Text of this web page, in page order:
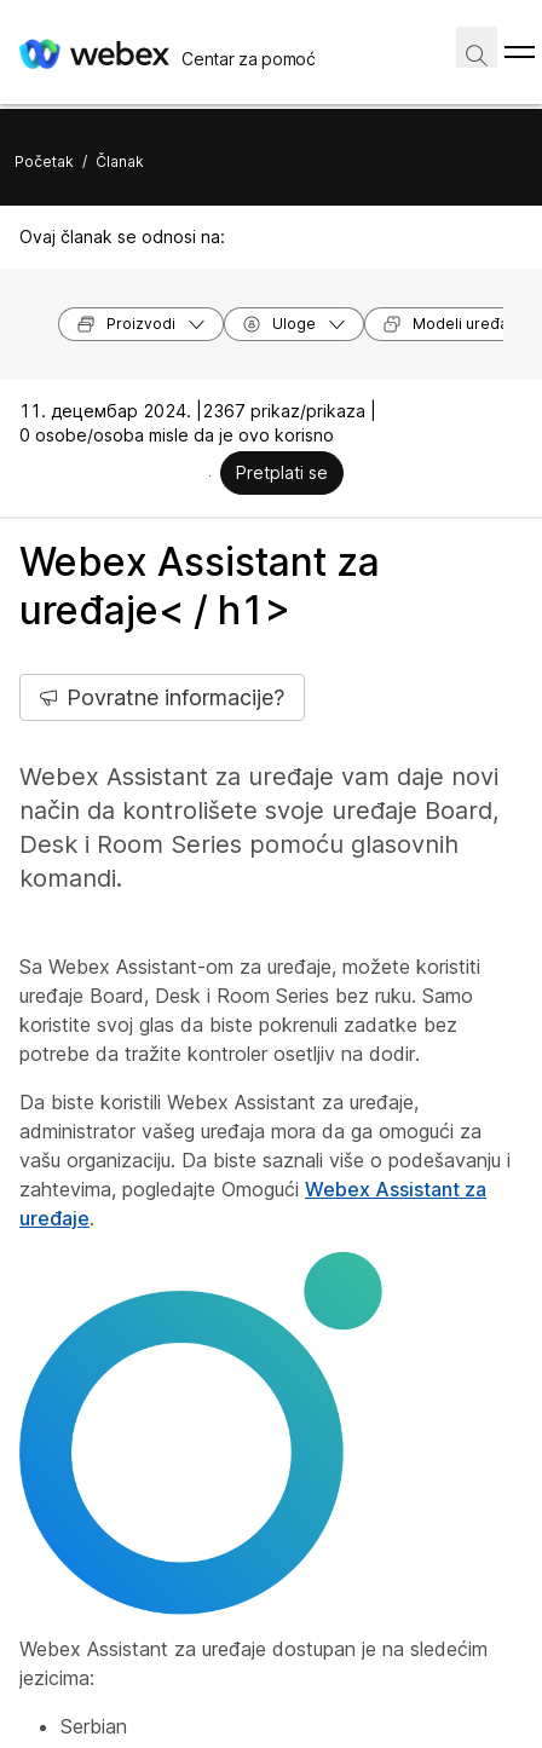
Centar za pomoć
Početak / Članak
Ovaj članak se odnosi na:
Proizvodi Uloge Modeli uređaja
11. децембар 2024. |
2367 prikaz/prikaza |
0 osobe/osoba misle da je ovo korisno
Pretplati se
Webex Assistant za
uređaje< / h1>
Povratne informacije?
Webex Assistant za uređaje vam daje novi
način da kontrolišete svoje uređaje Board,
Desk i Room Series pomoću glasovnih
komandi.
Sa Webex Assistant-om za uređaje, možete koristiti
uređaje Board, Desk i Room Series bez ruku. Samo
koristite svoj glas da biste pokrenuli zadatke bez
potrebe da tražite kontroler osetljiv na dodir.
Da biste koristili Webex Assistant za uređaje,
administrator vašeg uređaja mora da ga omogući za
vašu organizaciju. Da biste saznali više o podešavanju i
zahtevima, pogledajte Omogući Webex Assistant za
uređaje.
Webex Assistant za uređaje dostupan je na sledećim
jezicima:
Serbian